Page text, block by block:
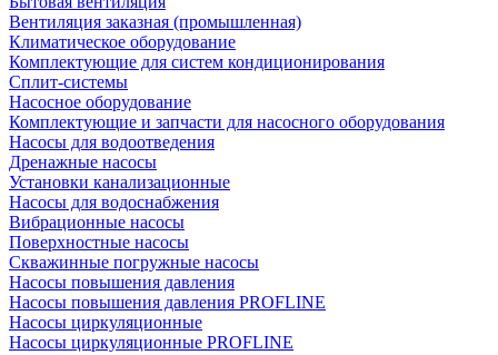
Вентиляция заказная (промышленная)
Климатическое оборудование
Комплектующие для систем кондиционирования
Сплит-системы
Насосное оборудование
Комплектующие и запчасти для насосного оборудования
Насосы для водоотведения
Дренажные насосы
Установки канализационные
Насосы для водоснабжения
Вибрационные насосы
Поверхностные насосы
Скважинные погружные насосы
Насосы повышения давления
Насосы повышения давления PROFLINE
Насосы циркуляционные
Насосы циркуляционные PROFLINE